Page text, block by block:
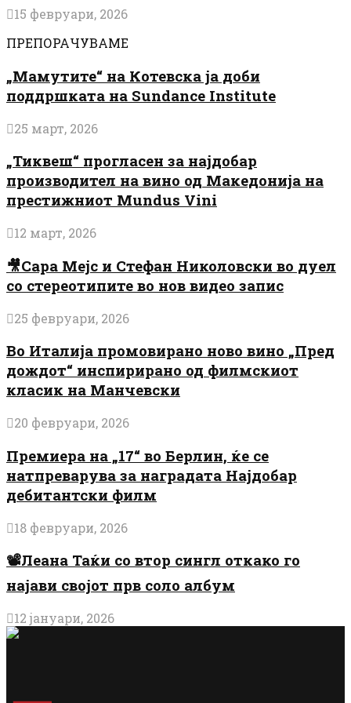
15 февруари, 2026
ПРЕПОРАЧУВАМЕ
„Мамутите“ на Котевска ја доби
поддршката на Sundance Institute
25 март, 2026
„Тиквеш“ прогласен за најдобар
производител на вино од Македонија на
престижниот Mundus Vini
12 март, 2026
🎥Сара Мејс и Стефан Николовски во дуел
со стереотипите во нов видео запис
25 февруари, 2026
Во Италија промовирано ново вино „Пред
дождот“ инспирирано од филмскиот
класик на Манчевски
20 февруари, 2026
Премиера на „17“ во Берлин, ќе се
натпреварува за наградата Најдобар
дебитантски филм
18 февруари, 2026
📽️Леана Таќи со втор сингл откако го
најави својот прв соло албум
12 јануари, 2026